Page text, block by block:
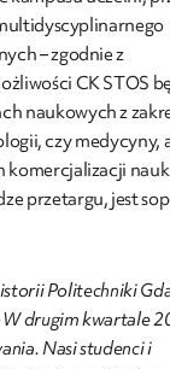
– zgodnie z
CK STOS
naukowych z
czy medycyny,
komercjalizacji
przetargu, jest
Politechniki
W drugim kwartale
Nasi studenci i